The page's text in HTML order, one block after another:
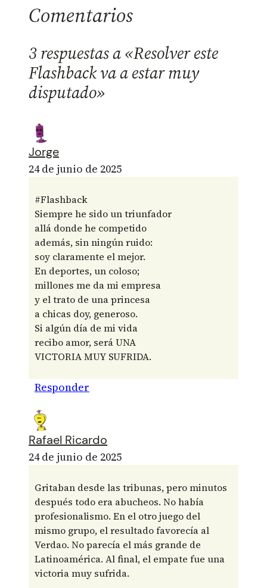
Comentarios
3 respuestas a «Resolver este
Flashback va a estar muy
disputado»
Jorge
24 de junio de 2025
#Flashback
Siempre he sido un triunfador
allá donde he competido
además, sin ningún ruido:
soy claramente el mejor.
En deportes, un coloso;
millones me da mi empresa
y el trato de una princesa
a chicas doy, generoso.
Si algún día de mi vida
recibo amor, será UNA
VICTORIA MUY SUFRIDA.
Responder
Rafael Ricardo
24 de junio de 2025
Gritaban desde las tribunas, pero minutos
después todo era abucheos. No había
profesionalismo. En el otro juego del
mismo grupo, el resultado favorecía al
Verdao. No parecía el más grande de
Latinoamérica. Al final, el empate fue una
victoria muy sufrida.